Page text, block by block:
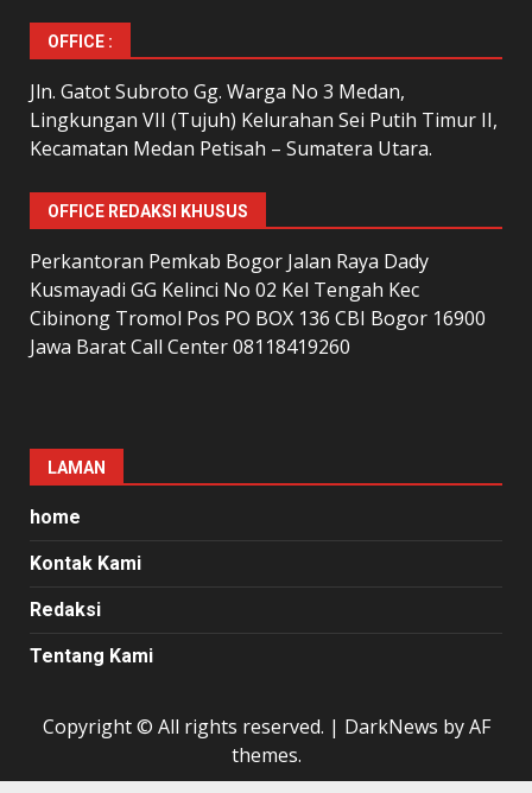
OFFICE :
Jln. Gatot Subroto Gg. Warga No 3 Medan,
Lingkungan VII (Tujuh) Kelurahan Sei Putih Timur II,
Kecamatan Medan Petisah – Sumatera Utara.
OFFICE REDAKSI KHUSUS
Perkantoran Pemkab Bogor Jalan Raya Dady
Kusmayadi GG Kelinci No 02 Kel Tengah Kec
Cibinong Tromol Pos PO BOX 136 CBI Bogor 16900
Jawa Barat Call Center 08118419260
LAMAN
home
Kontak Kami
Redaksi
Tentang Kami
Copyright © All rights reserved. | DarkNews by AF
themes.